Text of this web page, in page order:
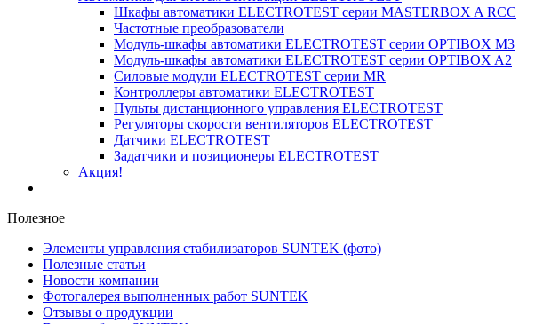
Шкафы автоматики ELECTROTEST серии MASTERBOX A RCC
Частотные преобразователи
Модуль-шкафы автоматики ELECTROTEST серии OPTIBOX M3
Модуль-шкафы автоматики ELECTROTEST серии OPTIBOX A2
Силовые модули ELECTROTEST серии MR
Контроллеры автоматики ELECTROTEST
Пульты дистанционного управления ELECTROTEST
Регуляторы скорости вентиляторов ELECTROTEST
Датчики ELECTROTEST
Задатчики и позиционеры ELECTROTEST
Акция!
Полезное
Элементы управления стабилизаторов SUNTEK (фото)
Полезные статьи
Новости компании
Фотогалерея выполненных работ SUNTEK
Отзывы о продукции